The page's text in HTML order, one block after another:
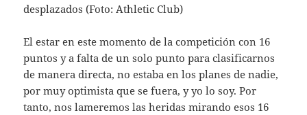
desplazados (Foto: Athletic Club)
El estar en este momento de la competición con 16
puntos y a falta de un solo punto para clasificarnos
de manera directa, no estaba en los planes de nadie,
por muy optimista que se fuera, y yo lo soy. Por
tanto, nos lameremos las heridas mirando esos 16